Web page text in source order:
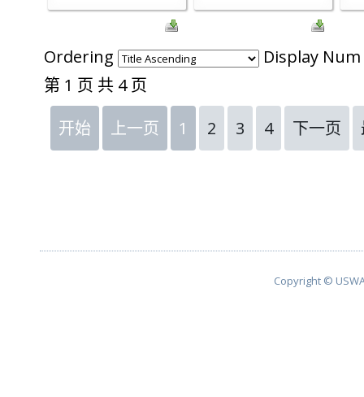
Ordering
Display Num
第 1 页 共 4 页
开始
上一页 1 2 3 4 下一页
Copyright ©